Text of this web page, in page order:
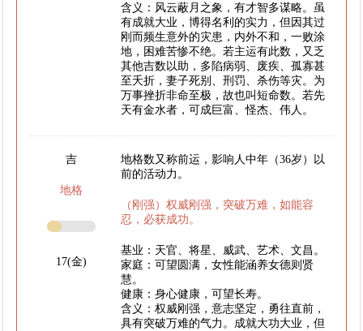
含义：风云蔽月之象，有才智多谋略。虽
有成就大业，博得名利的实力，但因其过
刚而频生意外的灾患，内外不和，一败涂
地，困难苦惨不绝。若主运有此数，又乏
其他吉数以助，多陷病弱、废疾、孤寡甚
至夭折，妻子死别、刑罚、杀伤等灾。为
万事挫折非命至极，故也叫短命数。若先
天有金水者，可成巨富、怪杰、伟人。
吉
地格
17(金)
地格数又称前运，影响人中年（36岁）以
前的活动力。
（刚强）权威刚强，突破万难，如能容
忍，必获成功。
基业：天官、将星、威武、艺术、文昌。
家庭：可望圆满，女性能涵养女德则贤
慧。
健康：身心健康，可望长寿。
含义：权威刚强，意志坚定，勇往直前，
具有突破万难的气力。成就大功大业，但